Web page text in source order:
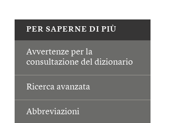
PER SAPERNE DI PIÙ
Avvertenze per la
consultazione del dizionario
Ricerca avanzata
Abbreviazioni